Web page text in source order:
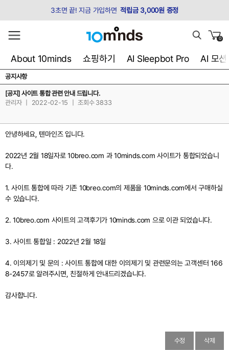
3초면 끝! 지금 가입하면 적립금 3,000원 증정
0
About 10minds 쇼핑하기 AI Sleepbot Pro AI 모션
공지사항
[공지] 사이트 통합 관련 안내 드립니다.
관리자
2022-02-15 조회수 3833
안녕하세요, 텐마인즈 입니다.
2022년 2월 18일자로 10breo.com 과 10minds.com 사이트가 통합되었습니
다.
1.사이트 통합에 따라 기존 10breo.com의 제품을 10minds.com에서 구매하실
수 있습니다.
2. 10breo.com 사이트의 고객후기가 10minds.com 으로 이관 되었습니다.
3. 사이트 통합일 : 2022년 2월 18일
4. 이의제기 및 문의 : 사이트 통합에 대한 이의제기 및 관련문의는 고객센터 166
8-2457로 알려주시면, 친절하게 안내드리겠습니다.
감사합니다.
수정 삭제